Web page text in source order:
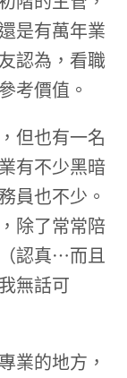
是有萬年業
認為，看職
考價值。
但也有一名
有不少黑暗
員也不少。
除了常常陪
認真⋯而且
無話可
業的地方，